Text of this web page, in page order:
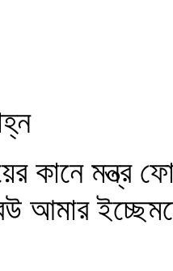
কানে মন্ত্র
আমার